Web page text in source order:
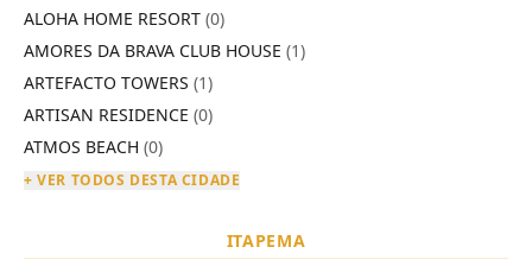
ALOHA HOME RESORT (0)
AMORES DA BRAVA CLUB HOUSE (1)
ARTEFACTO TOWERS (1)
ARTISAN RESIDENCE (0)
ATMOS BEACH (0)
+ VER TODOS DESTA CIDADE
ITAPEMA